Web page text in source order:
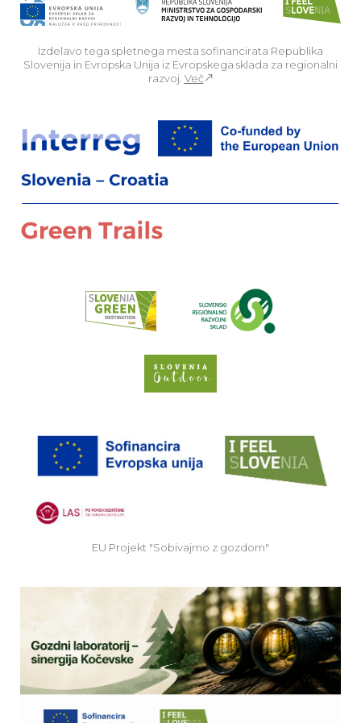
Izdelavo tega spletnega mesta sofinancirata Republika
Slovenija in Evropska Unija iz Evropskega sklada za regionalni
razvoj. Več
EU Projekt "Sobivajmo z gozdom"